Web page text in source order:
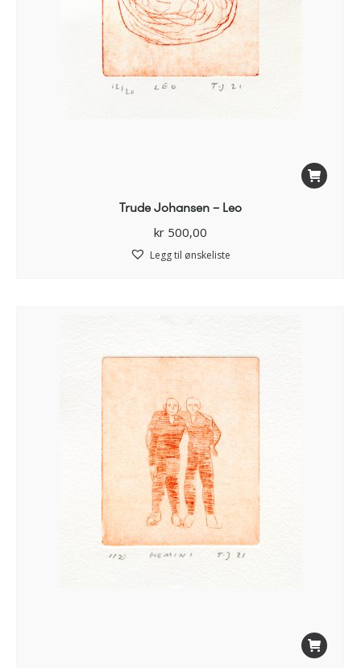
Trude Johansen – Leo
kr500,00
Legg til ønskeliste